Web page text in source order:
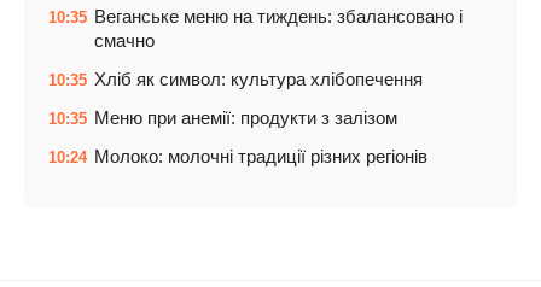
10:35 Веганське меню на тиждень: збалансовано і
смачно
10:35 Хліб як символ: культура хлібопечення
10:35 Меню при анемії: продукти з залізом
10:24 Молоко: молочні традиції різних регіонів